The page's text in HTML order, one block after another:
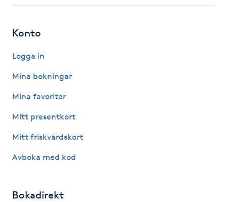
Gel naglar
Gelenaglar
Gellack
Gravidmassage
Konto
Logga in
Mina bokningar
Mina favoriter
Mitt presentkort
Mitt friskvårdskort
Avboka med kod
Bokadirekt